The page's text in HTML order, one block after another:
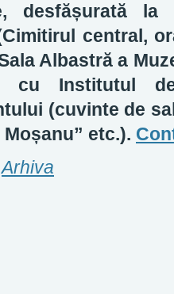
desfășurată la
central,
Albastră a
cu Institutul
(cuvinte de
Moșanu” etc.).
Arhiva